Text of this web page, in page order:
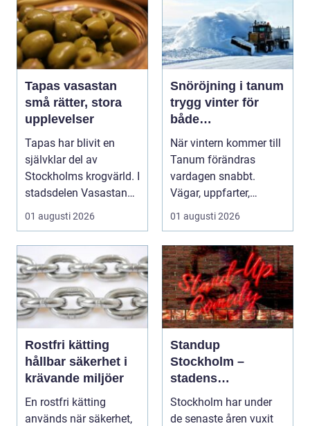
Tapas vasastan
små rätter, stora
upplevelser
Tapas har blivit en
självklar del av
Stockholms krogvärld. I
stadsdelen Vasastan
har utvecklingen gå...
01 augusti 2026
Snöröjning i tanum
trygg vinter för
både
privatpersoner och
företag
När vintern kommer till
Tanum förändras
vardagen snabbt.
Vägar, uppfarter,
parkeringar och
gångvägar...
01 augusti 2026
Rostfri kätting
hållbar säkerhet i
krävande miljöer
En rostfri kätting
används när säkerhet,
Standup
Stockholm –
stadens
vardagsrum för
skratt
Stockholm har under
de senaste åren vuxit